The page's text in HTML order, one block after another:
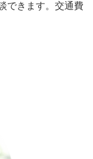
できます。交通費